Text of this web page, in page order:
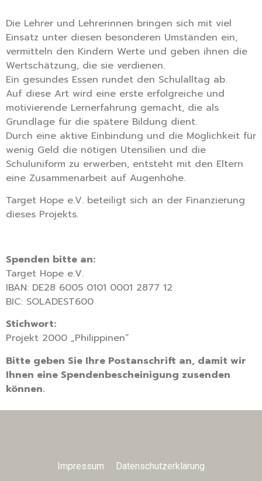
Die Lehrer und Lehrerinnen bringen sich mit viel
Einsatz unter diesen besonderen Umständen ein,
vermitteln den Kindern Werte und geben ihnen die
Wertschätzung, die sie verdienen.
Ein gesundes Essen rundet den Schulalltag ab.
Auf diese Art wird eine erste erfolgreiche und
motivierende Lernerfahrung gemacht, die als
Grundlage für die spätere Bildung dient.
Durch eine aktive Einbindung und die Möglichkeit für
wenig Geld die nötigen Utensilien und die
Schuluniform zu erwerben, entsteht mit den Eltern
eine Zusammenarbeit auf Augenhöhe.
Target Hope e.V. beteiligt sich an der Finanzierung
dieses Projekts.
Spenden bitte an:
Target Hope e.V.
IBAN: DE28 6005 0101 0001 2877 12
BIC: SOLADEST600
Stichwort:
Projekt 2000 „Philippinen“
Bitte geben Sie Ihre Postanschrift an, damit wir
Ihnen eine Spendenbescheinigung zusenden
können.
Impressum Datenschutzerklärung